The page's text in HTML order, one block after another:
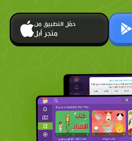
حمّل التطبيق من
متجر أبل